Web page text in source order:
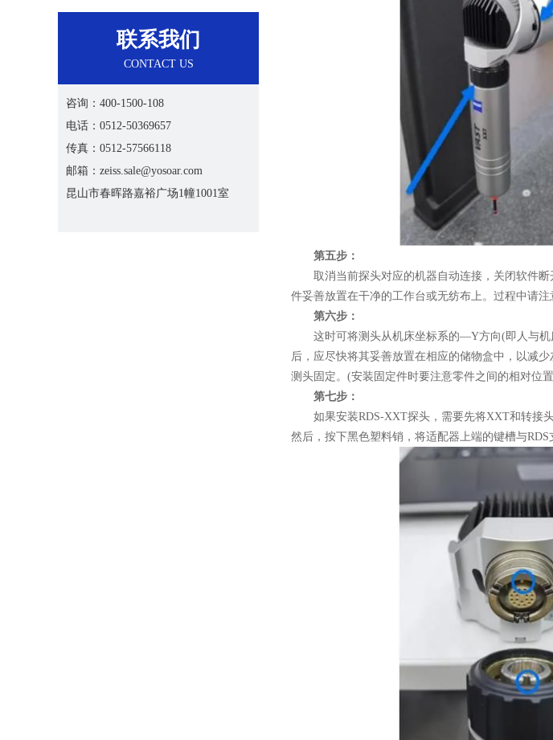
联系我们
CONTACT US
咨询：400-1500-108
电话：0512-50369657
传真：0512-57566118
邮箱：zeiss.sale@yosoar.com
昆山市春晖路嘉裕广场1幢1001室
第五步：
取消当前探头对应的机器自动连接，关闭软件断
件妥善放置在干净的工作台或无纺布上。过程中请
第六步：
这时可将测头从机床坐标系的—Y方向(即人与机
后，应尽快将其妥善放置在相应的储物盒中，以减
测头固定。(安装固定件时要注意零件之间的相对位
第七步：
如果安装RDS-XXT探头，需要先将XXT和转接头
然后，按下黑色塑料销，将适配器上端的键槽与